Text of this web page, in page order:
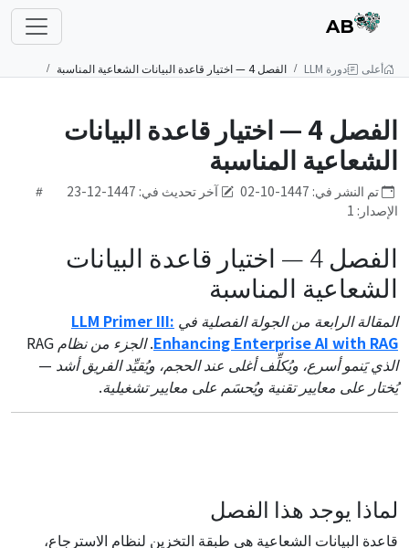
AB
أعلى دورة LLM الفصل 4 — اختيار قاعدة البيانات الشعاعية المناسبة
الفصل 4 — اختيار قاعدة البيانات
الشعاعية المناسبة
تم النشر في: 1447-10-02
آخر تحديث في: 1447-12-23
الإصدار: 1
الفصل 4 — اختيار قاعدة البيانات
الشعاعية المناسبة
المقالة الرابعة من الجولة الفصلية في LLM Primer III:
Enhancing Enterprise AI with RAG
. الجزء من نظام RAG
الذي يَنمو أسرع، ويُكلِّف أغلى عند الحجم، ويُقيِّد الفريق أشد —
يُختار على معايير تقنية ويُحسَم على معايير تشغيلية.
لماذا يوجد هذا الفصل
قاعدة البيانات الشعاعية هي طبقة التخزين لنظام الاسترجاع،